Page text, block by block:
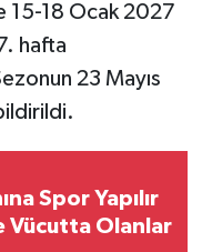
15-18 Ocak 2027
hafta
23 Mayıs
Spor Yapılır
Vücutta Olanlar